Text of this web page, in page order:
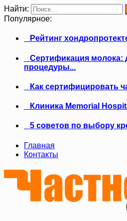
Найти:
Популярное:
Рейтинг
Сертификация молока:
процедуры...
Как сертифицировать
Клиника Memorial
5 советов по выбору
Главная
Контакты